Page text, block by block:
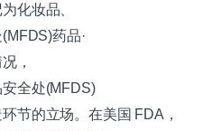
化妆品、
药品·
，
全处(MFDS)
节的立场。在美国 FDA，